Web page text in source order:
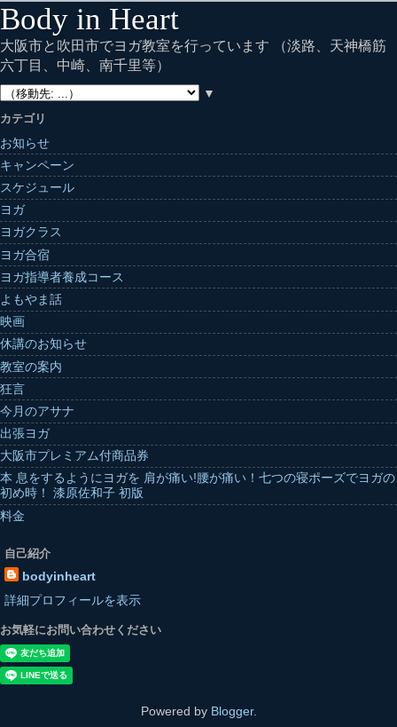
Body in Heart
大阪市と吹田市でヨガ教室を行っています （淡路、天神橋筋
六丁目、中崎、南千里等）
▼
カテゴリ
お知らせ
キャンペーン
スケジュール
ヨガ
ヨガクラス
ヨガ合宿
ヨガ指導者養成コース
よもやま話
映画
休講のお知らせ
教室の案内
狂言
今月のアサナ
出張ヨガ
大阪市プレミアム付商品券
本 息をするようにヨガを 肩が痛い!腰が痛い！七つの寝ポーズでヨガの
初め時！ 漆原佐和子 初版
料金
自己紹介
bodyinheart
詳細プロフィールを表示
お気軽にお問い合わせください
Powered by Blogger.